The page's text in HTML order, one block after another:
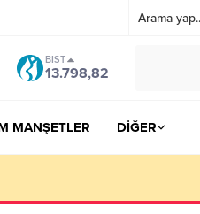
BIST
13.798,82
MANŞETLER DİĞER